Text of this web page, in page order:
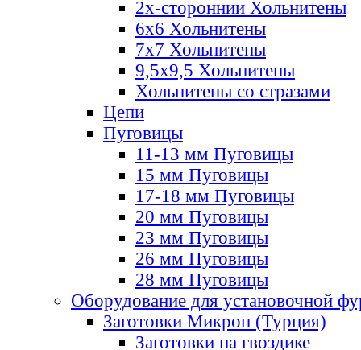
2х-стороннии Хольнитены
6х6 Хольнитены
7х7 Хольнитены
9,5х9,5 Хольнитены
Хольнитены со стразами
Цепи
Пуговицы
11-13 мм Пуговицы
15 мм Пуговицы
17-18 мм Пуговицы
20 мм Пуговицы
23 мм Пуговицы
26 мм Пуговицы
28 мм Пуговицы
Оборудование для установочной
Заготовки Микрон (Турция)
Заготовки на гвоздике